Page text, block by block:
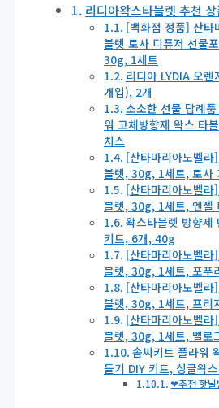
리디아왁스타블렛 추천
[백화점 정품] 산타
블렛 로사 디퓨저 선물
30g, 1세트
리디아 LYDIA 오
개입), 2개
소소한 선물 답례
워 고체방향제 왁스 타
치스
[산타마리아노벨
블렛, 30g, 1세트, 로사
[산타마리아노벨
블렛, 30g, 1세트, 엔젤
왁스타블렛 방향제
키트, 6개, 40g
[산타마리아노벨
블렛, 30g, 1세트, 포푸
[산타마리아노벨
블렛, 30g, 1세트, 프리
[산타마리아노벨
블렛, 30g, 1세트, 멜로
솜씨키트 플라워
들기 DIY 키트, 싱글왁
❤추천 핫딜